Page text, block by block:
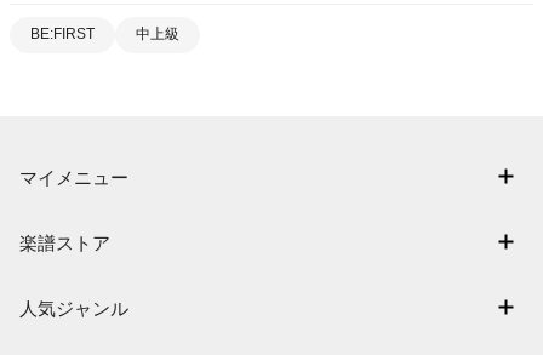
BE:FIRST 中上級
マイメニュー
退会はこちら
楽譜ストア
人気ジャンル